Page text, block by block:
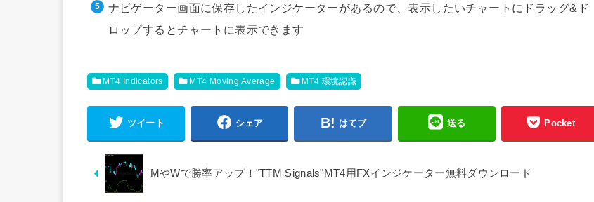
ナビゲーター画面に保存したインジケーターがあるので、表示したいチャートにドラッグ&ド
ロップするとチャートに表示できます
MT4 Indicators MT4 Moving Average MT4 環境認識
ツイート シェア はてブ 送る Pocket
MやWで勝率アップ！"TTM Signals"MT4用FXインジケーター無料ダウンロード